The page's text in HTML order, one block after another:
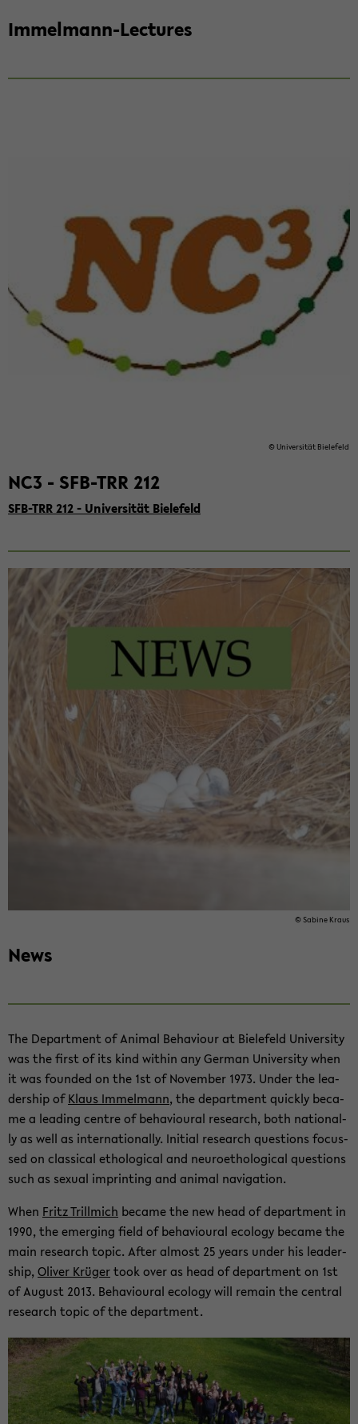
Immelmann-​Lectures
© Uni­ver­si­tät Bie­le­feld
NC3 - SFB-​TRR 212
SFB-​TRR 212 - Uni­ver­si­tät Bie­le­feld
© Sa­bi­ne Kraus
News
The De­part­ment of Ani­mal Be­ha­viour at Bie­le­feld Uni­ver­si­ty
was the first of its kind wit­hin any Ger­man Uni­ver­si­ty when
it was foun­ded on the 1st of No­vem­ber 1973. Under the lea­
der­ship ofKlaus Im­mel­mann, the de­part­ment quick­ly be­ca­
me a lea­ding cent­re of be­ha­viou­ral re­se­arch, both na­tio­nal­
ly as well as in­ter­na­tio­nal­ly. In­iti­al re­se­arch ques­ti­ons fo­cus­
sed on clas­si­cal etho­lo­gi­cal and neu­roe­tho­lo­gi­cal ques­ti­ons
such as se­xu­al im­prin­ting and ani­mal na­vi­ga­ti­on.
When Fritz Trill­mich be­ca­me the new head of de­part­ment in
1990, the emer­ging field of be­ha­viou­ral eco­lo­gy be­ca­me the
main re­se­arch topic. After al­most 25 years under his lea­der­
ship,Oli­ver Krü­gertook over as head of de­part­ment on 1st
of Au­gust 2013. Be­ha­viou­ral eco­lo­gy will re­main the cen­tral
re­se­arch topic of the de­part­ment.